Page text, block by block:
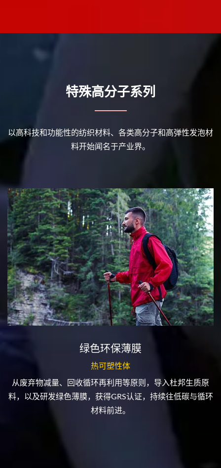
特殊高分子系列
以高科技和功能性的纺织材料、各类高分子和高弹性发泡材
料开始闻名于产业界。
绿色环保薄膜
热可塑性体
从废弃物减量、回收循环再利用等原则，导入杜邦生质原
料，以及研发绿色薄膜，获得GRS认证，持续往低碳与循环
材料前进。